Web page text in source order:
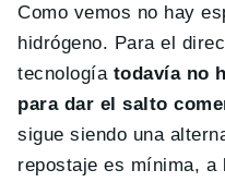
Como vemos no hay
hidrógeno. Para el
tecnología todavía no
para dar el salto
sigue siendo una
repostaje es mínima, a